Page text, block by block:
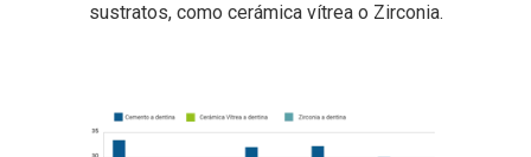
sustratos, como cerámica vítrea o Zirconia.